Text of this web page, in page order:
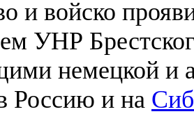
и войско
УНР
немецкой и
Россию и на